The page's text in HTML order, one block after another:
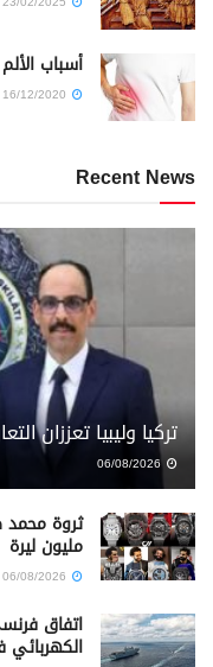
أسباب
Recent News
تركيا وليبيا تعززان
06/08/2026
مليون ليرة
اتفاق